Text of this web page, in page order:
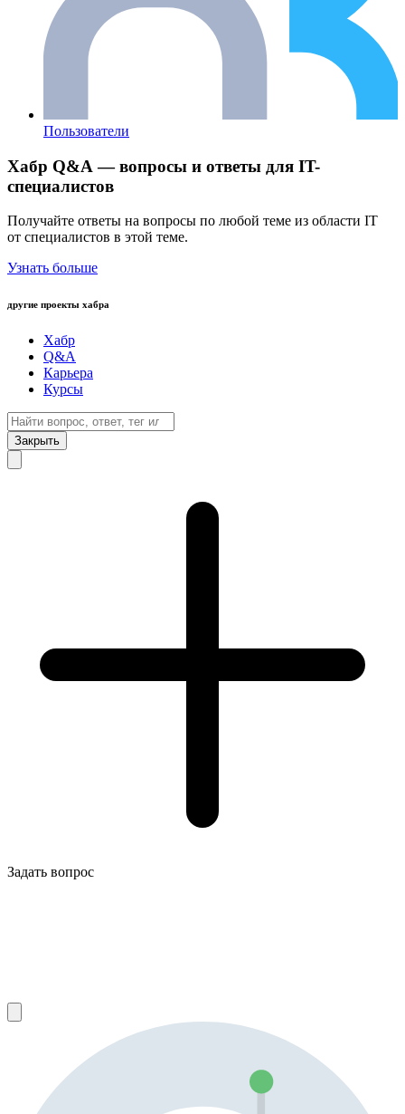
Пользователи
Хабр Q&A — вопросы и ответы для IT-
специалистов
Получайте ответы на вопросы по любой теме из области IT
от специалистов в этой теме.
Узнать больше
другие проекты хабра
Хабр
Q&A
Карьера
Курсы
Закрыть
Задать вопрос